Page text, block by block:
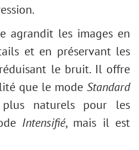
agrandit les images en
et en préservant les
le bruit. Il offre
que le mode Standard
naturels pour les
Intensifié, mais il est